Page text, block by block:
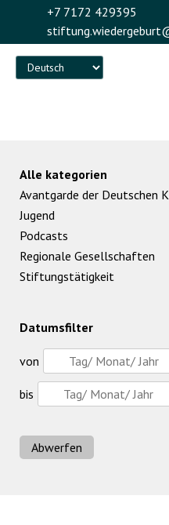
+7 7172 429395
Language
Alle kategorien
Avantgarde der Deutschen
Jugend
Podcasts
Regionale Gesellschaften
Stiftungstätigkeit
Datumsfilter
von
bis
Abwerfen